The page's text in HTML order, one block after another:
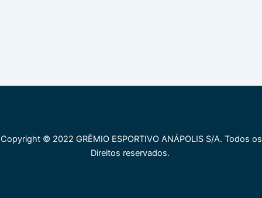
Copyright © 2022 GRÊMIO ESPORTIVO ANÁPOLIS S/A. Todos os
Direitos reservados.